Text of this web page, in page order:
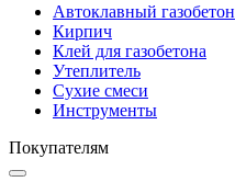
Автоклавный газобетон
Кирпич
Клей для газобетона
Утеплитель
Сухие смеси
Инструменты
Покупателям